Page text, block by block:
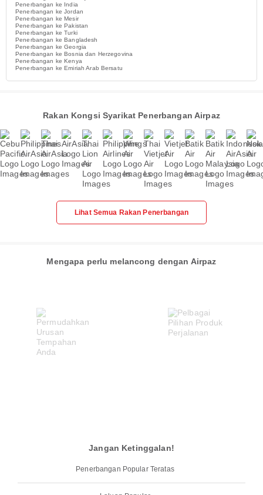
Penerbangan ke India
Penerbangan ke Jordan
Penerbangan ke Mesir
Penerbangan ke Pakistan
Penerbangan ke Turki
Penerbangan ke Bangladesh
Penerbangan ke Georgia
Penerbangan ke Bosnia dan Herzegovina
Penerbangan ke Kenya
Penerbangan ke Emiriah Arab Bersatu
Rakan Kongsi Syarikat Penerbangan Airpaz
Lihat Semua Rakan Penerbangan
Mengapa perlu melancong dengan Airpaz
Jangan Ketinggalan!
Penerbangan Popular Teratas